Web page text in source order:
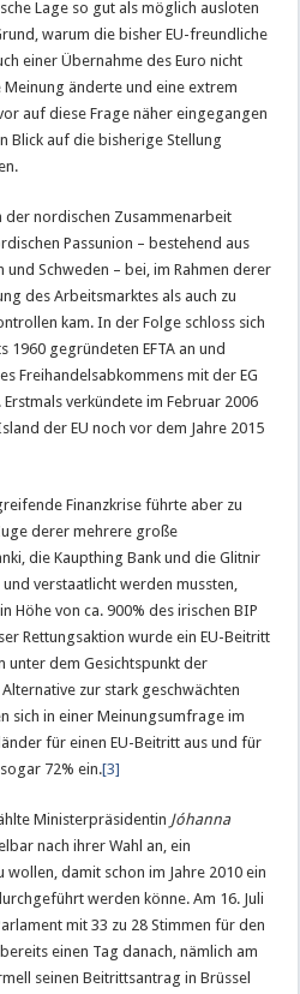
Lage so gut als möglich ausloten
warum die bisher EU-freundliche
einer Übernahme des Euro nicht
änderte und eine extrem
auf diese Frage näher eingegangen
Blick auf die bisherige Stellung
der nordischen Zusammenarbeit
Passunion – bestehend aus
Schweden – bei, im Rahmen derer
des Arbeitsmarktes als auch zu
kam. In der Folge schloss sich
1960 gegründeten EFTA an und
Freihandelsabkommens mit der EG
verkündete im Februar 2006
der EU noch vor dem Jahre 2015
Finanzkrise führte aber zu
derer mehrere große
die Kaupthing Bank und die Glitnir
verstaatlicht werden mussten,
Höhe von ca. 900% des irischen BIP
Rettungsaktion wurde ein EU-Beitritt
unter dem Gesichtspunkt der
zur stark geschwächten
sich in einer Meinungsumfrage im
für einen EU-Beitritt aus und für
72% ein.[3]
Ministerpräsidentin Jóhanna
nach ihrer Wahl an, ein
wollen, damit schon im Jahre 2010 ein
werden könne. Am 16. Juli
mit 33 zu 28 Stimmen für den
einen Tag danach, nämlich am
seinen Beitrittsantrag in Brüssel